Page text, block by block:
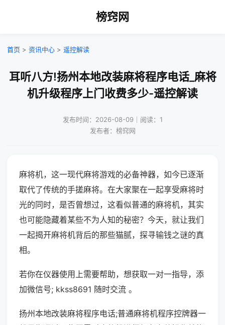
榜窍网
首页 > 资讯中心 > 遥控解读
耳听八方!扬州本地改装麻将程序电话_麻将
机升级程序上门收费多少-遥控解读
发布时间：2026-08-09｜阅读：1
发布者：榜窍网
麻将机，这一现代麻将游戏的必备神器，如今已逐渐
取代了传统的手搓麻将。在大家聚在一起享受麻将时
光的同时，是否曾想过，这看似普通的麻将机，其实
也可能隐藏着某些不为人知的秘密？今天，就让我们
一起揭开麻将机背后的那些猫腻，探寻输钱之谜的真
相。
若你在仪器使用上需要帮助，想获取一对一指导，添
加微信号; kkss8691 随时交流 。
扬州本地改装麻将程序电话;普通麻将机程序控牌器一